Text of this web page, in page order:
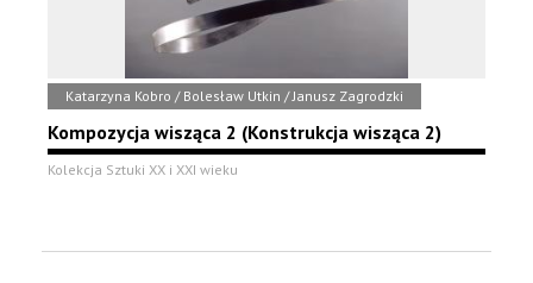
Katarzyna Kobro / Bolesław Utkin / Janusz Zagrodzki
Kompozycja wisząca 2 (Konstrukcja wisząca 2)
Kolekcja Sztuki XX i XXI wieku